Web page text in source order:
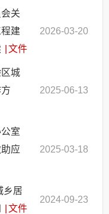
关
建
文件
2026-03-20
城
2025-06-13
室
应
2025-03-18
乡居
文件
2024-09-23